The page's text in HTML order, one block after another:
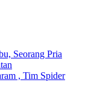
Seorang Pria
, Tim Spider